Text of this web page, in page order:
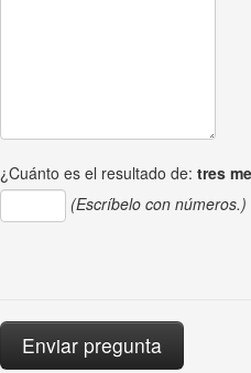
¿Cuánto es el resultado de: tres
(Escríbelo con números.)